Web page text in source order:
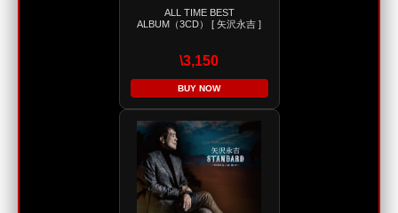
ALL TIME BEST
ALBUM（3CD） [ 矢沢永吉 ]
\3,150
BUY NOW